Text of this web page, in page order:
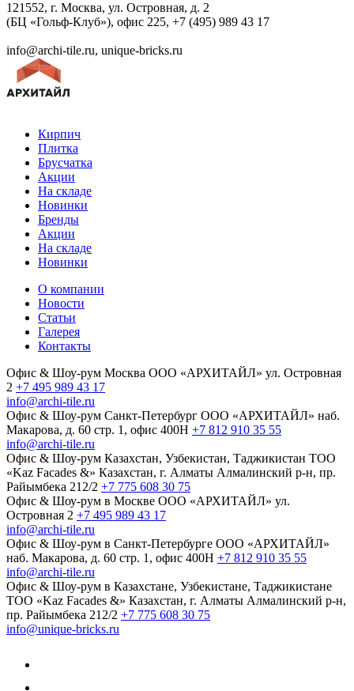
121552, г. Москва, ул. Островная, д. 2
(БЦ «Гольф-Клуб»), офис 225, +7 (495) 989 43 17
info@archi-tile.ru, unique-bricks.ru
Кирпич
Плитка
Брусчатка
Акции
На складе
Новинки
Бренды
Акции
На складе
Новинки
О компании
Новости
Статьи
Галерея
Контакты
Офис & Шоу-рум Москва ООО «АРХИТАЙЛ» ул. Островная
2 +7 495 989 43 17
info@archi-tile.ru
Офис & Шоу-рум Санкт-Петербург ООО «АРХИТАЙЛ» наб.
Макарова, д. 60 стр. 1, офис 400Н +7 812 910 35 55
info@archi-tile.ru
Офис & Шоу-рум Казахстан, Узбекистан, Таджикистан TOO
«Kaz Facades &» Казахстан, г. Алматы Алмалинский р-н, пр.
Райымбека 212/2 +7 775 608 30 75
Офис & Шоу-рум в Москве ООО «АРХИТАЙЛ» ул.
Островная 2 +7 495 989 43 17
info@archi-tile.ru
Офис & Шоу-рум в Санкт-Петербурге ООО «АРХИТАЙЛ»
наб. Макарова, д. 60 стр. 1, офис 400Н +7 812 910 35 55
info@archi-tile.ru
Офис & Шоу-рум в Казахстане, Узбекистане, Таджикистане
TOO «Kaz Facades &» Казахстан, г. Алматы Алмалинский р-н,
пр. Райымбека 212/2 +7 775 608 30 75
info@unique-bricks.ru